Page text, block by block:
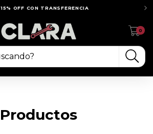
15% OFF CON TRANSFERENCIA
0
Productos